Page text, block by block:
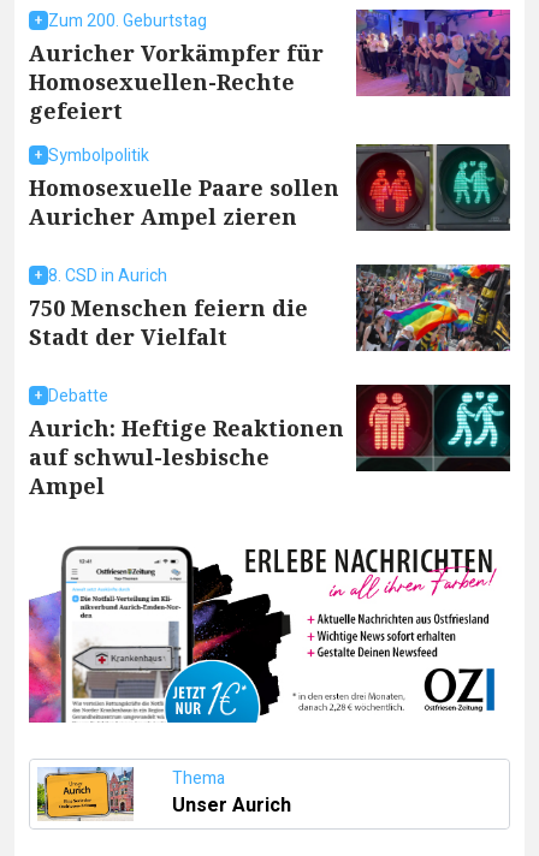
Zum 200. Geburtstag
Auricher Vorkämpfer für
Homosexuellen-Rechte
gefeiert
Symbolpolitik
Homosexuelle Paare sollen
Auricher Ampel zieren
8. CSD in Aurich
750 Menschen feiern die
Stadt der Vielfalt
Debatte
Aurich: Heftige Reaktionen
auf schwul-lesbische
Ampel
Thema
Unser Aurich